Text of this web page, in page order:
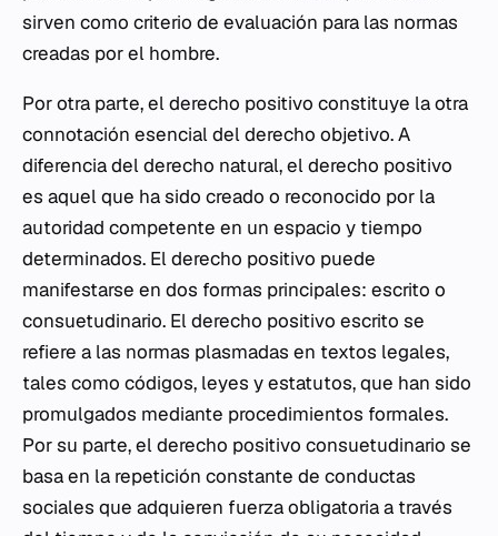
sirven como criterio de evaluación para las normas
creadas por el hombre.
Por otra parte, el derecho positivo constituye la otra
connotación esencial del derecho objetivo. A
diferencia del derecho natural, el derecho positivo
es aquel que ha sido creado o reconocido por la
autoridad competente en un espacio y tiempo
determinados. El derecho positivo puede
manifestarse en dos formas principales: escrito o
consuetudinario. El derecho positivo escrito se
refiere a las normas plasmadas en textos legales,
tales como códigos, leyes y estatutos, que han sido
promulgados mediante procedimientos formales.
Por su parte, el derecho positivo consuetudinario se
basa en la repetición constante de conductas
sociales que adquieren fuerza obligatoria a través